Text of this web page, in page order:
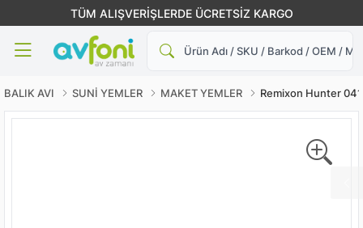
TÜM ALIŞVERİŞLERDE ÜCRETSİZ KARGO
BALIK AVI SUNİ YEMLER MAKET YEMLER Remixon Hunter